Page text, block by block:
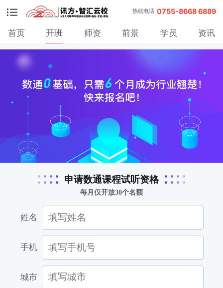
热线电话 0755-8668 6889
首页 开班 师资 前景 学员 资讯
申请数通课程试听资格
每月仅开放30个名额
姓名
手机
城市